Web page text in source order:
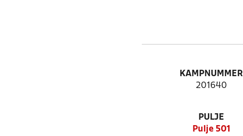
KAMPNUMMER
201640
PULJE
Pulje 501